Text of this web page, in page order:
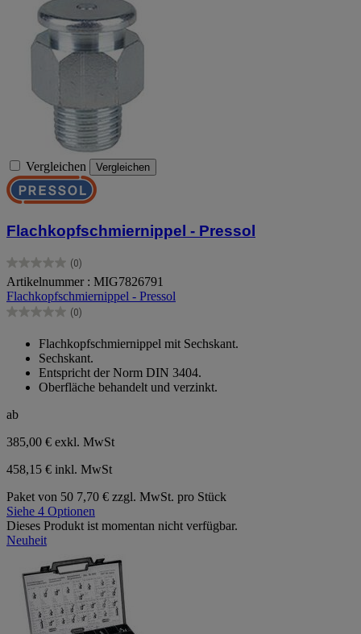
Vergleichen Vergleichen
Flachkopfschmiernippel - Pressol
(0)
0.0
von
5
Sternen.
Artikelnummer : MIG7826791
Flachkopfschmiernippel - Pressol
(0)
0.0
Sternen.
Flachkopfschmiernippel mit Sechskant.
Sechskant.
Entspricht der Norm DIN 3404.
Oberfläche behandelt und verzinkt.
ab
385,00 € exkl. MwSt
458,15 € inkl. MwSt
Paket von 50 7,70 € zzgl. MwSt. pro Stück
Siehe 4 Optionen
Dieses Produkt ist momentan nicht verfügbar.
Neuheit